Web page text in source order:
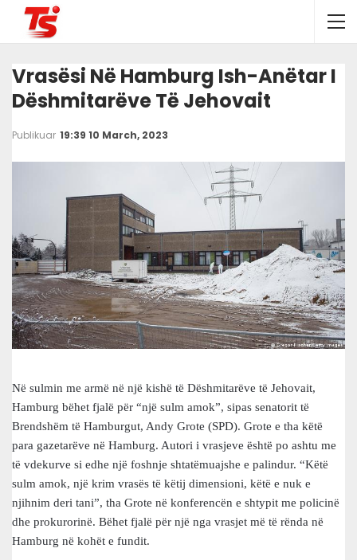
Vrasësi Në Hamburg Ish-Anëtar I
Dëshmitarëve Të Jehovait
Publikuar 19:39 10 March, 2023
Në sulmin me armë në një kishë të Dëshmitarëve të Jehovait,
Hamburg bëhet fjalë për “një sulm amok”, sipas senatorit të
Brendshëm të Hamburgut, Andy Grote (SPD). Grote e tha këtë
para gazetarëve në Hamburg. Autori i vrasjeve është po ashtu me
të vdekurve si edhe një foshnje shtatëmuajshe e palindur. “Këtë
sulm amok, një krim vrasës të këtij dimensioni, këtë e nuk e
njihnim deri tani”, tha Grote në konferencën e shtypit me policinë
dhe prokurorinë. Bëhet fjalë për një nga vrasjet më të rënda në
Hamburg në kohët e fundit.